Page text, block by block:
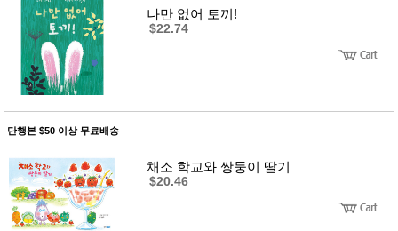
홍삼전
문브랜
드
건강보
조제품
기능성
건강식
품
Diet/여
티
스킨케
어
메이크
업
헤어케
나만 없어 토끼!
$22.74
단행본 $50 이상 무료배송
채소 학교와 쌍둥이 딸기
$20.46